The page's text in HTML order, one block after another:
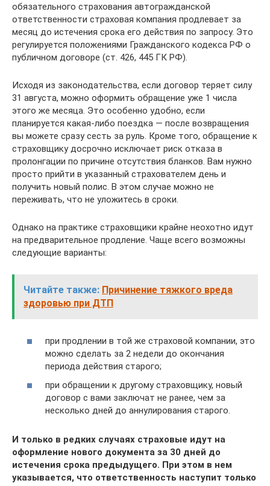
обязательного страхования автогражданской
ответственности страховая компания продлевает за
месяц до истечения срока его действия по запросу. Это
регулируется положениями Гражданского кодекса РФ о
публичном договоре (ст. 426, 445 ГК РФ).
Исходя из законодательства, если договор теряет силу
31 августа, можно оформить обращение уже 1 числа
этого же месяца. Это особенно удобно, если
планируется какая-либо поездка — после возвращения
вы можете сразу сесть за руль. Кроме того, обращение к
страховщику досрочно исключает риск отказа в
пролонгации по причине отсутствия бланков. Вам нужно
просто прийти в указанный страхователем день и
получить новый полис. В этом случае можно не
переживать, что не уложитесь в сроки.
Однако на практике страховщики крайне неохотно идут
на предварительное продление. Чаще всего возможны
следующие варианты:
Читайте также: Причинение тяжкого вреда
здоровью при ДТП
при продлении в той же страховой компании, это
можно сделать за 2 недели до окончания
периода действия старого;
при обращении к другому страховщику, новый
договор с вами заключат не ранее, чем за
несколько дней до аннулирования старого.
И только в редких случаях страховые идут на
оформление нового документа за 30 дней до
истечения срока предыдущего. При этом в нем
указывается, что ответственность наступит только